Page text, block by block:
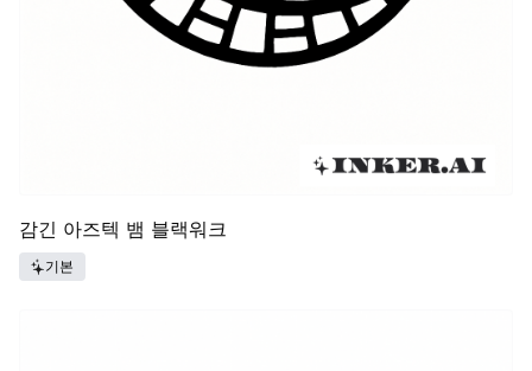
감긴 아즈텍 뱀 블랙워크
기본